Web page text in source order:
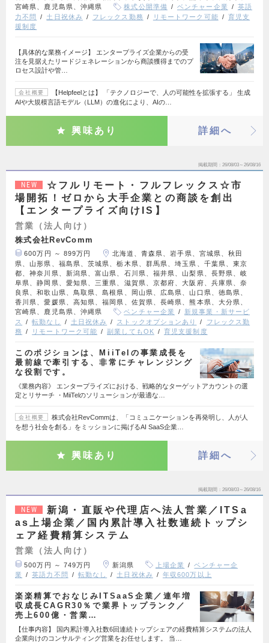
宮崎県、鹿児島県、沖縄県
株式公開準備 ベンチャー企業
英語
力不問
土日祝休み フレックス勤務 リモートワーク可能
育児支
援制度
【具体的な業務イメージ】 エンタープライズ企業からの受
注を見据えたリードジェネレーションから商談獲得までのプ
ロセス設計や管…
会社概要
【Helpfeelとは】 「テクノロジーで、人の可能性を拡張する」 生成
AIや大規模言語モデル（LLM）の進化により、AIの…
興味あり 詳細へ
掲載期間 26/08/03～26/08/16
NEW
☆フルリモート・フルフレックス☆市
場開拓！ゼロから大手企業との商談を創出
【エンタープライズ向けIS】
営業（法人向け）
株式会社RevComm
600万円 ～ 899万円
北海道、青森県、岩手県、宮城県、秋田
県、山形県、福島県、茨城県、栃木県、群馬県、埼玉県、千葉県、東京
都、神奈川県、新潟県、富山県、石川県、福井県、山梨県、長野県、岐
阜県、静岡県、愛知県、三重県、滋賀県、京都府、大阪府、兵庫県、奈
良県、和歌山県、鳥取県、島根県、岡山県、広島県、山口県、徳島県、
香川県、愛媛県、高知県、福岡県、佐賀県、長崎県、熊本県、大分県、
宮崎県、鹿児島県、沖縄県
ベンチャー企業
新規事業・新サービ
ス
転勤なし 土日祝休み ストックオプションあり
フレックス勤
務
リモートワーク可能 副業してもOK 育児支援制度
このポジションは、MiiTelの事業成長を
最前線で牽引する、非常にチャレンジング
な役割です。
《業務内容》 エンタープライズにおける、戦略的なターゲットアカウントの選
定とリサーチ ・MiiTelのソリューションが最適な…
会社概要
株式会社RevCommは、「コミュニケーションを再発明し、人が人
を想う社会を創る」をミッションに掲げるAI SaaS企業…
興味あり 詳細へ
掲載期間 26/08/03～26/08/16
NEW
新潟・直販や代理店へ法人営業／ITSa
as上場企業／国内累計導入社数連続トップシ
ェア経費精算システム
営業（法人向け）
500万円 ～ 749万円 新潟県 上場企業
ベンチャー企
業
英語力不問 転勤なし 土日祝休み 年収600万以上
楽楽精算でおなじみITSaaS企業／連年増
収成長CAGR30％で業界トップランク／
売上600億・営業…
【仕事内容】 国内累計導入社数6回連続トップシェアの経費精算システムの法人
企業向けのコンサルティング営業をお任せします。 当…